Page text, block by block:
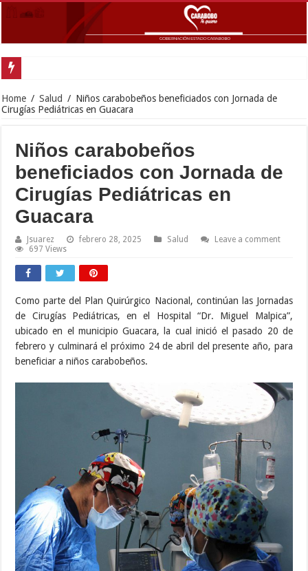
Home / Salud / Niños carabobeños beneficiados con Jornada de
Cirugías Pediátricas en Guacara
Niños carabobeños
beneficiados con Jornada de
Cirugías Pediátricas en
Guacara
Jsuarez febrero 28, 2025 Salud
Leave a comment
697 Views
Como parte del Plan Quirúrgico Nacional, continúan las Jornadas
de Cirugías Pediátricas, en el Hospital “Dr. Miguel Malpica”,
ubicado en el municipio Guacara, la cual inició el pasado 20 de
febrero y culminará el próximo 24 de abril del presente año, para
beneficiar a niños carabobeños.